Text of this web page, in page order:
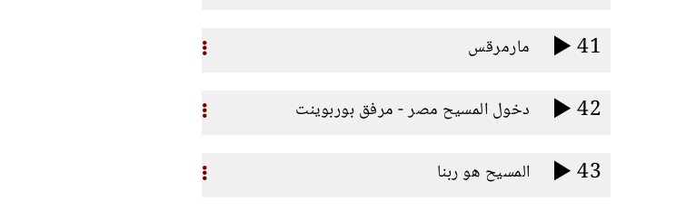
41 مارمرقس
42 دخول المسيح مصر - مرفق بوربوينت
43 المسيح هو ربنا